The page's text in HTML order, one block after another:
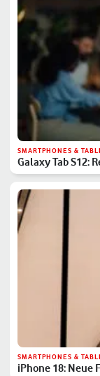
SMARTPHONES &
Galaxy Tab S12:
SMARTPHONES &
iPhone 18: Neue